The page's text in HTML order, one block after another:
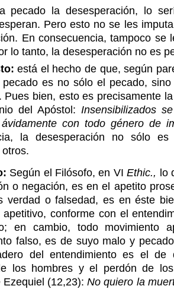
pecado la desesperación, lo
Pero esto no se les
En consecuencia, tampoco se
lo tanto, la desesperación no es
está el hecho de que, según
pecado es no sólo el pecado,
Pues bien, esto es precisamente
del Apóstol: Insensibilizados
con todo género de
la desesperación no sólo
Según el Filósofo, en VIEthic., lo
o negación, es en el apetito
verdad o falsedad, es en éste
apetitivo, conforme con el
en cambio, todo movimiento
falso, es de suyo malo y
del entendimiento es el
los hombres y el perdón de
Ezequiel (12,23):No quiero la